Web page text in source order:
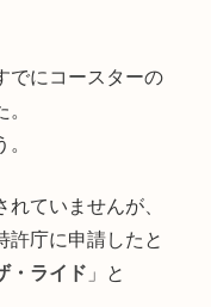
でにコースターの
ていませんが、
許庁に申請したと
・ライド 」と